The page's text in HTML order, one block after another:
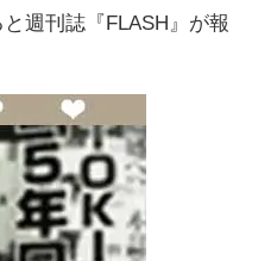
週刊誌『FLASH』が報